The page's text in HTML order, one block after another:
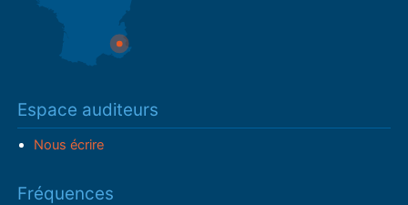
Espace auditeurs
Nous écrire
Fréquences